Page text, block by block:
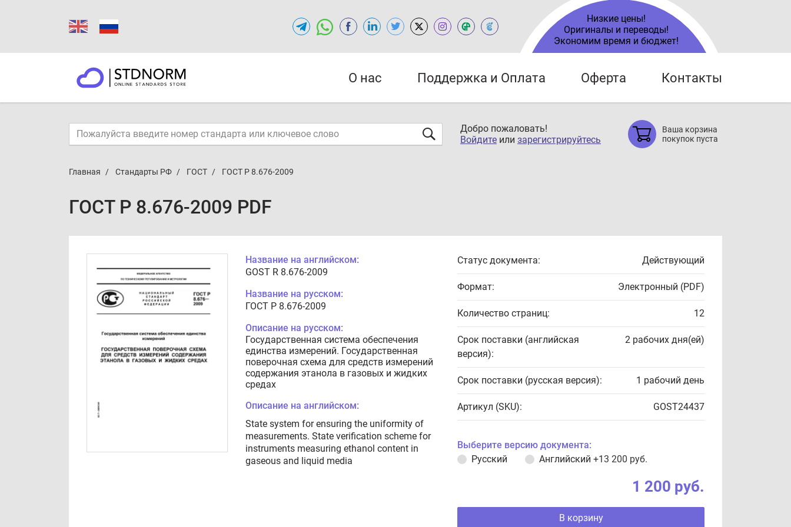
Низкие цены!
Оригиналы и переводы!
Экономим время и бюджет!
О нас Поддержка и Оплата Оферта Контакты
Добро пожаловать!
Войдите или зарегистрируйтесь
Ваша корзина
покупок пуста
Главная Стандарты РФ ГОСТ ГОСТ Р 8.676-2009
ГОСТ Р 8.676-2009 PDF
Название на английском:
GOST R 8.676-2009
Название на русском:
ГОСТ Р 8.676-2009
Описание на русском:
Государственная система обеспечения
единства измерений. Государственная
поверочная схема для средств измерений
содержания этанола в газовых и жидких
средах
Описание на английском:
State system for ensuring the uniformity of
measurements. State verification scheme for
instruments measuring ethanol content in
gaseous and liquid media
Статус документа: Действующий
Формат: Электронный (PDF)
Количество страниц: 12
Срок поставки (английская
версия):
2 рабочих дня(ей)
Срок поставки (русская версия): 1 рабочий день
Артикул (SKU): GOST24437
Выберите версию документа:
Русский
Английский +13 200 руб.
1 200 руб.
В корзину